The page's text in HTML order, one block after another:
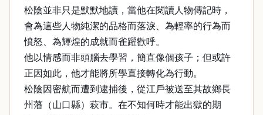
松陰並非只是默默地讀，當他在閱讀人物傳記時，
會為這些人物純潔的品格而落淚、為輕率的行為而
憤怒、為輝煌的成就而雀躍歡呼。
他以情感而非頭腦去學習，簡直像個孩子；但或許
正因如此，他才能將所學直接轉化為行動。
松陰因密航而遭到逮捕後，從江戶被送至其故鄉長
州藩（山口縣）萩市。在不知何時才能出獄的期